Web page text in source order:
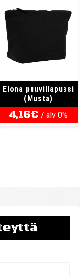
Elona puuvillapussi
(Musta)
4,16€ / alv 0%